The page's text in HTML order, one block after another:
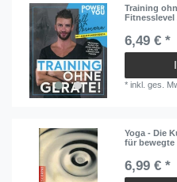
Training
Fitnesslevel
6,49 € *
*inkl. ges.
Yoga - Die
für bewegte
6,99 € *